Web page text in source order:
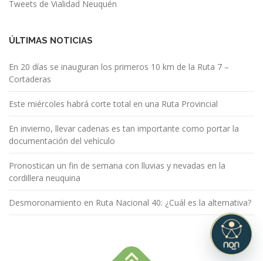
Tweets de Vialidad Neuquén
ÚLTIMAS NOTICIAS
En 20 días se inauguran los primeros 10 km de la Ruta 7 –
Cortaderas
Este miércoles habrá corte total en una Ruta Provincial
En invierno, llevar cadenas es tan importante como portar la
documentación del vehículo
Pronostican un fin de semana con lluvias y nevadas en la
cordillera neuquina
Desmoronamiento en Ruta Nacional 40: ¿Cuál es la alternativa?